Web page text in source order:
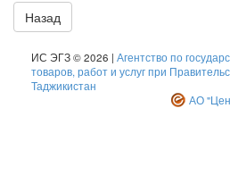
Назад
ИС ЭГЗ © 2026 | Агентство по
товаров, работ и услуг при
Таджикистан
АО